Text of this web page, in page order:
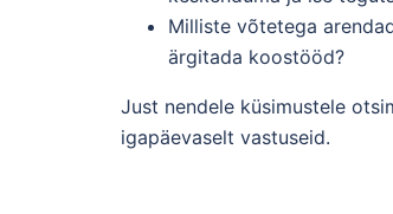
Milliste võtetega
ärgitada koostööd?
Just nendele küsimustele
igapäevaselt vastuseid.